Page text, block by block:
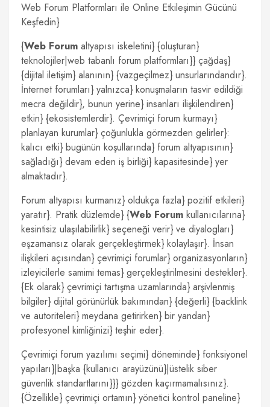
Web Forum Platformları ile Online Etkileşimin Gücünü
Keşfedin}
{Web Forum altyapısı iskeletini} {oluşturan}
teknolojiler|web tabanlı forum platformları}} çağdaş}
{dijital iletişim} alanının} {vazgeçilmez} unsurlarındandır}.
İnternet forumları} yalnızca} konuşmaların tasvir edildiği
mecra değildir}, bunun yerine} insanları ilişkilendiren}
etkin} {ekosistemlerdir}. Çevrimiçi forum kurmayı}
planlayan kurumlar} çoğunlukla görmezden gelirler}:
kalıcı etki} bugünün koşullarında} forum altyapısının}
sağladığı} devam eden iş birliği} kapasitesinde} yer
almaktadır}.
Forum altyapısı kurmanız} oldukça fazla} pozitif etkileri}
yaratır}. Pratik düzlemde} {Web Forum kullanıcılarına}
kesintisiz ulaşılabilirlik} seçeneği verir} ve diyalogları}
eşzamansız olarak gerçekleştirmek} kolaylaşır}. İnsan
ilişkileri açısından} çevrimiçi forumlar} organizasyonların}
izleyicilerle samimi temas} gerçekleştirilmesini destekler}.
{Ek olarak} çevrimiçi tartışma uzamlarında} arşivlenmiş
bilgiler} dijital görünürlük bakımından} {değerli} {backlink
ve autoriteleri} meydana getirirken} bir yandan}
profesyonel kimliğinizi} teşhir eder}.
Çevrimiçi forum yazılımı seçimi} döneminde} fonksiyonel
yapıları}|başka {kullanıcı arayüzünü}|üstelik siber
güvenlik standartlarını}}} gözden kaçırmamalısınız}.
{Özellikle} çevrimiçi ortamın} yönetici kontrol paneline}